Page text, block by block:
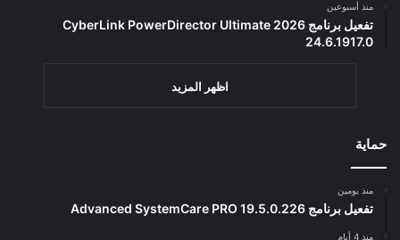
منذ أسبوعين
تفعيل برنامج CyberLink PowerDirector Ultimate 2026
24.6.1917.0
اظهر المزيد
حماية
منذ يومين
تفعيل برنامج Advanced SystemCare PRO 19.5.0.226
منذ 4 أيام